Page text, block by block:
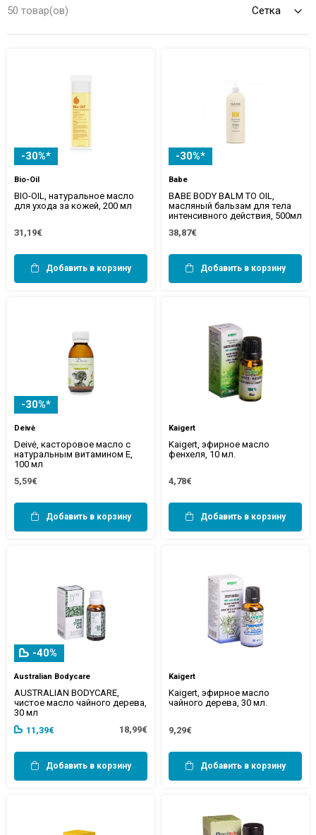
eļļām līdz dažādiem maisījumiem, kas piemēroti gan
ikdienas ādas mitrināšanai, gan masāžai vai papildu
50 товар(ов)
-30%*
Bio-Oil
BIO-OIL, натуральное масло
для ухода за кожей, 200 мл
31,19€
Добавить в корзину
-30%*
Babe
BABE BODY BALM TO OIL,
масляный бальзам для тела
интенсивного действия, 500мл
38,87€
Добавить в корзину
-30%*
Deivė
Deivė, касторовое масло с
натуральным витамином Е,
100 мл
5,59€
Добавить в корзину
Kaigert
Kaigert, эфирное масло
фенхеля, 10 мл.
4,78€
Добавить в корзину
-40%
Australian Bodycare
AUSTRALIAN BODYCARE,
чистое масло чайного дерева,
30 мл
11,39€
18,99€
Добавить в корзину
Kaigert
Kaigert, эфирное масло
чайного дерева, 30 мл.
9,29€
Добавить в корзину